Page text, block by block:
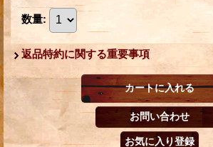
数量:
返品特約に関する重要事項